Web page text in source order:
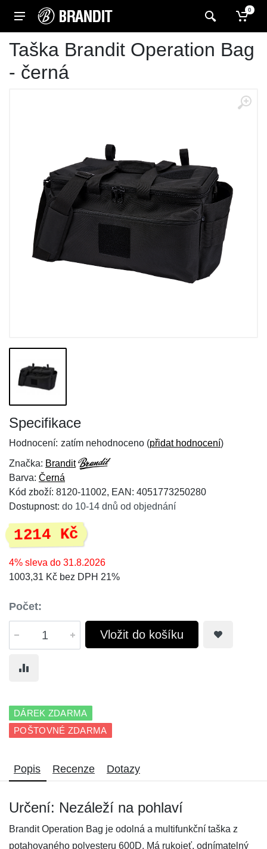
0
Taška Brandit Operation Bag
- černá
Specifikace
Hodnocení: zatím nehodnoceno (přidat hodnocení)
Značka: Brandit
Barva: Černá
Kód zboží: 8120-11002, EAN: 4051773250280
Dostupnost: do 10-14 dnů od objednání
1214 Kč
4% sleva do 31.8.2026
1003,31 Kč bez DPH 21%
Počet:
Vložit do košíku
DÁREK ZDARMA
POŠTOVNÉ ZDARMA
Popis Recenze Dotazy
Určení: Nezáleží na pohlaví
Brandit Operation Bag je odolná a multifunkční taška z
potahovaného polyesteru 600D. Má rukojeť, odnímatelný